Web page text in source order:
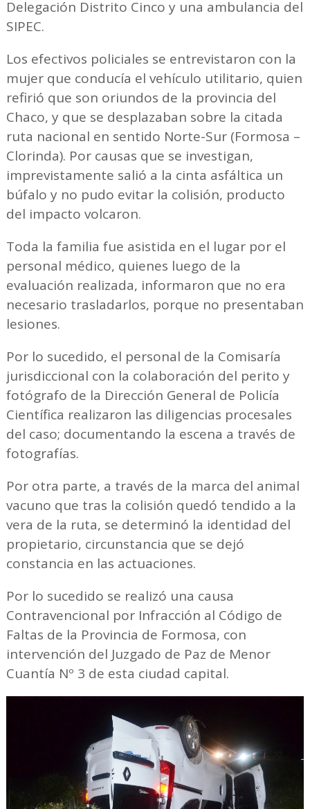
Delegación Distrito Cinco y una ambulancia del
SIPEC.
Los efectivos policiales se entrevistaron con la
mujer que conducía el vehículo utilitario, quien
refirió que son oriundos de la provincia del
Chaco, y que se desplazaban sobre la citada
ruta nacional en sentido Norte-Sur (Formosa –
Clorinda). Por causas que se investigan,
imprevistamente salió a la cinta asfáltica un
búfalo y no pudo evitar la colisión, producto
del impacto volcaron.
Toda la familia fue asistida en el lugar por el
personal médico, quienes luego de la
evaluación realizada, informaron que no era
necesario trasladarlos, porque no presentaban
lesiones.
Por lo sucedido, el personal de la Comisaría
jurisdiccional con la colaboración del perito y
fotógrafo de la Dirección General de Policía
Científica realizaron las diligencias procesales
del caso; documentando la escena a través de
fotografías.
Por otra parte, a través de la marca del animal
vacuno que tras la colisión quedó tendido a la
vera de la ruta, se determinó la identidad del
propietario, circunstancia que se dejó
constancia en las actuaciones.
Por lo sucedido se realizó una causa
Contravencional por Infracción al Código de
Faltas de la Provincia de Formosa, con
intervención del Juzgado de Paz de Menor
Cuantía Nº 3 de esta ciudad capital.